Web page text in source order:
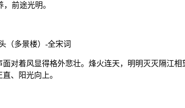
前途光明。
多景楼）-全宋词
着风显得格外悲壮。烽火连天，明明灭灭隔江相
、阳光向上。